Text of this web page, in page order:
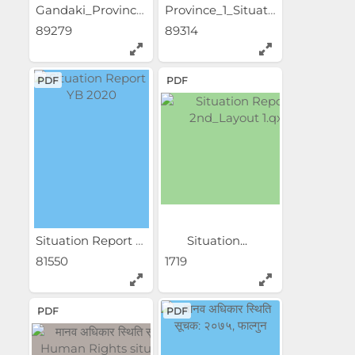
Gandaki_Province_Situation_...
89279
Province_1_Situation_Report...
89314
PDF
Situation Report YB 2020
81550
PDF
Situation...
1719
PDF PDF